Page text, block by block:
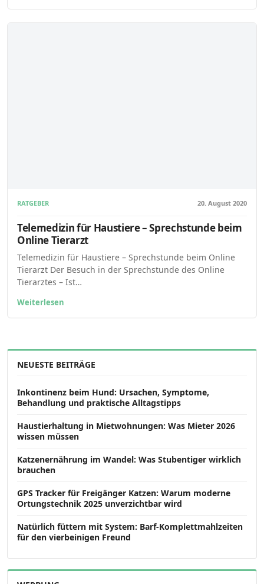
RATGEBER 20. August 2020
Telemedizin für Haustiere – Sprechstunde beim
Online Tierarzt
Telemedizin für Haustiere – Sprechstunde beim Online
Tierarzt Der Besuch in der Sprechstunde des Online
Tierarztes – Ist…
Weiterlesen
NEUESTE BEITRÄGE
Inkontinenz beim Hund: Ursachen, Symptome,
Behandlung und praktische Alltagstipps
Haustierhaltung in Mietwohnungen: Was Mieter 2026
wissen müssen
Katzenernährung im Wandel: Was Stubentiger wirklich
brauchen
GPS Tracker für Freigänger Katzen: Warum moderne
Ortungstechnik 2025 unverzichtbar wird
Natürlich füttern mit System: Barf-Komplettmahlzeiten
für den vierbeinigen Freund